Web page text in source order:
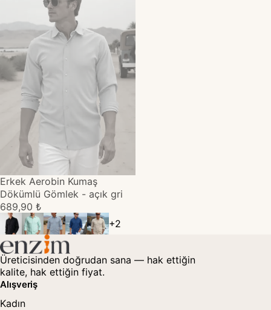
TÜKENDİ
Erkek Aerobin Kumaş
Dökümlü Gömlek - açık gri
689,90 ₺
+2
Üreticisinden doğrudan sana — hak ettiğin
kalite, hak ettiğin fiyat.
Alışveriş
Kadın